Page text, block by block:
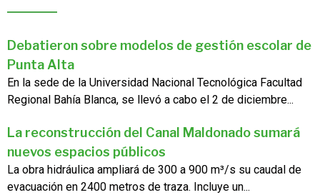
Debatieron sobre modelos de gestión escolar de
Punta Alta
En la sede de la Universidad Nacional Tecnológica Facultad
Regional Bahía Blanca, se llevó a cabo el 2 de diciembre...
La reconstrucción del Canal Maldonado sumará
nuevos espacios públicos
La obra hidráulica ampliará de 300 a 900 m³/s su caudal de
evacuación en 2400 metros de traza. Incluye un...